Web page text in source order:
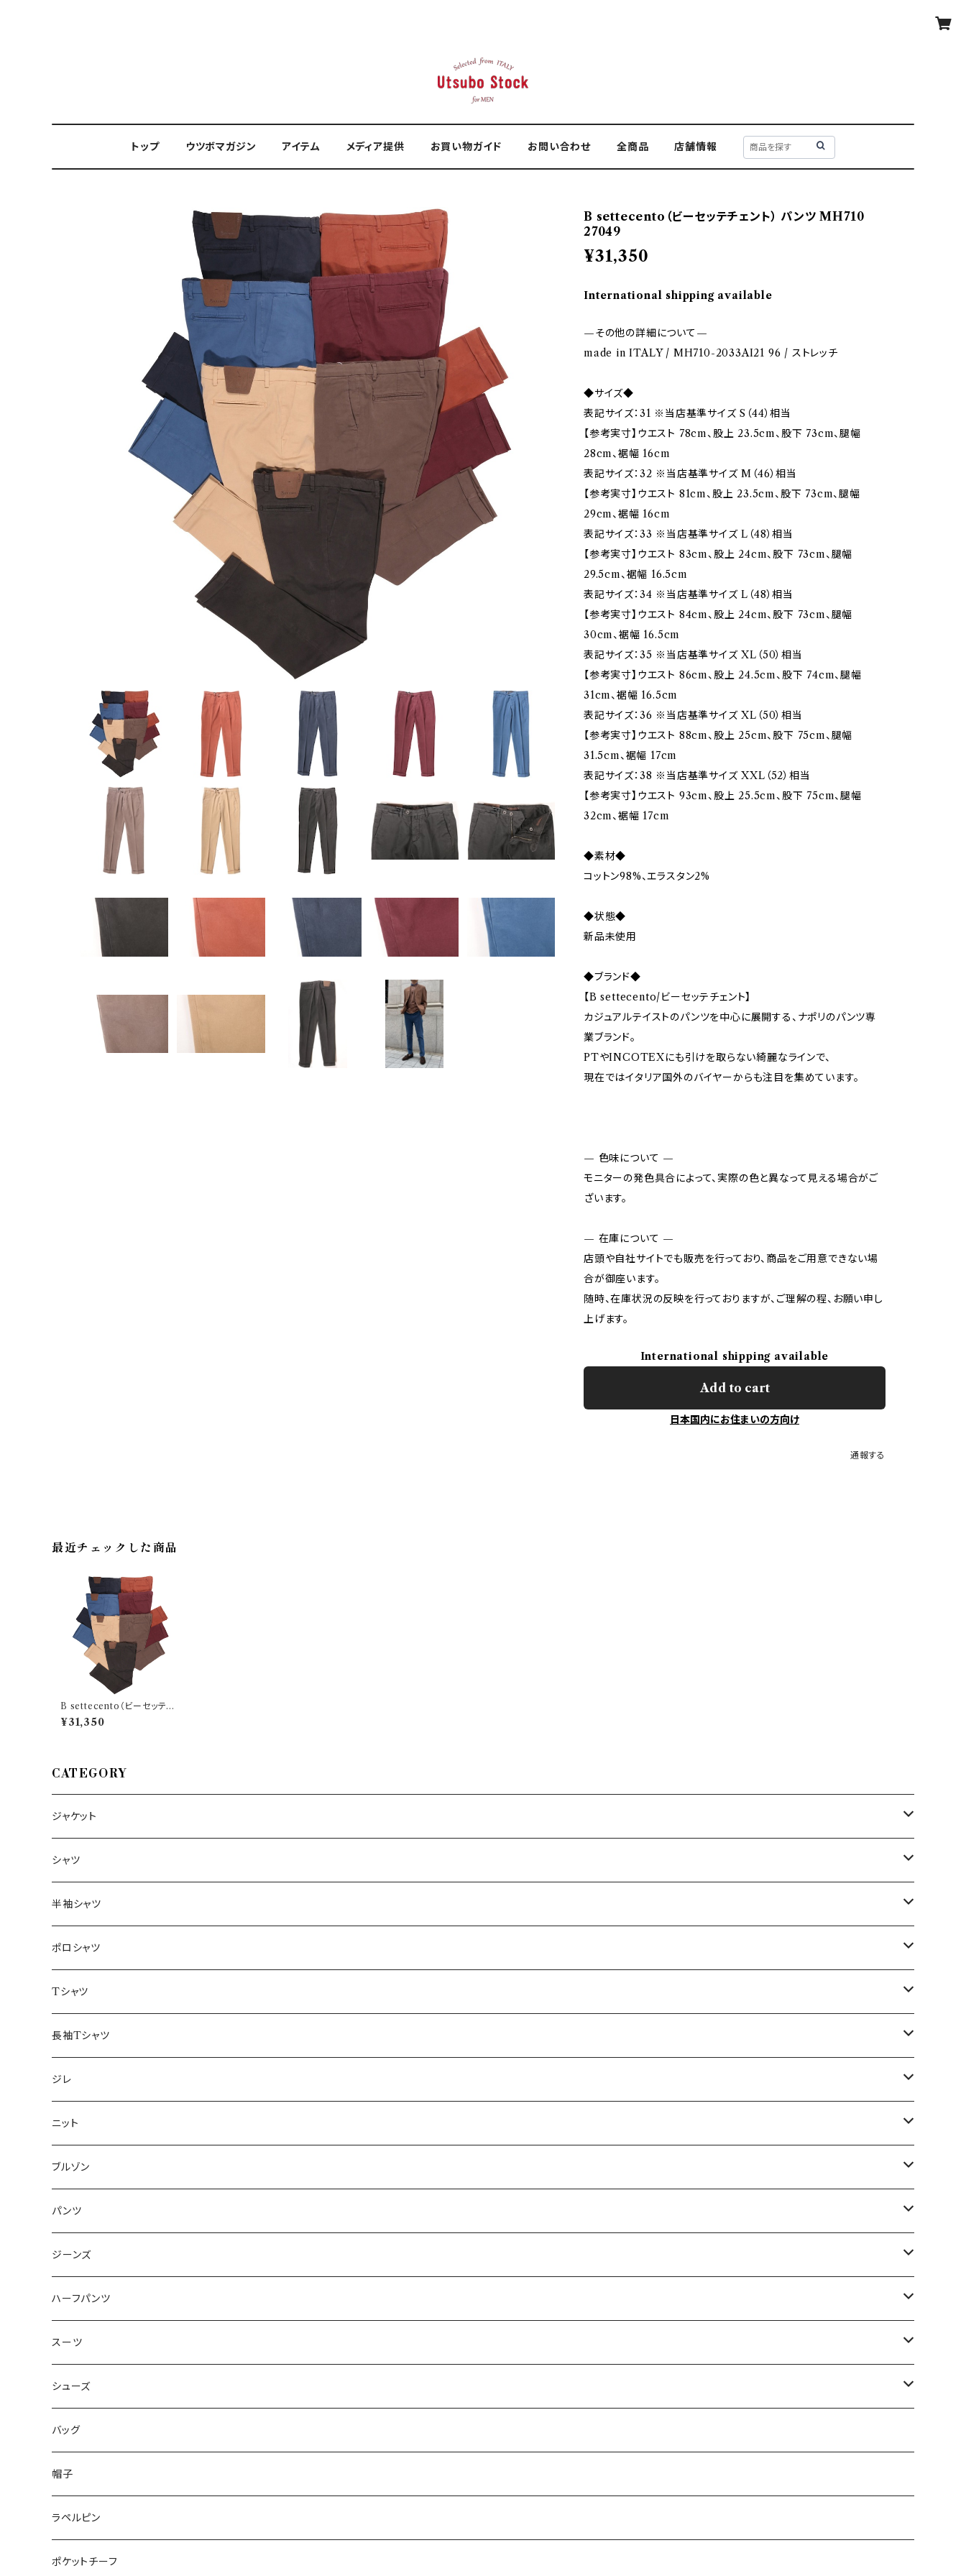
トップ ウツボマガジン アイテム メディア提供 お買い物ガイド お問い合わせ 全商品 店舗情報
B settecento（ビーセッテチェント） パンツ MH710
27049
¥31,350
International shipping available
—その他の詳細について—
made in ITALY / MH710-2033AI21 96 / ストレッチ
◆サイズ◆
表記サイズ：31 ※当店基準サイズ S（44）相当
【参考実寸】ウエスト 78cm、股上 23.5cm、股下 73cm、腿幅
28cm、裾幅 16cm
表記サイズ：32 ※当店基準サイズ M（46）相当
【参考実寸】ウエスト 81cm、股上 23.5cm、股下 73cm、腿幅
29cm、裾幅 16cm
表記サイズ：33 ※当店基準サイズ L（48）相当
【参考実寸】ウエスト 83cm、股上 24cm、股下 73cm、腿幅
29.5cm、裾幅 16.5cm
表記サイズ：34 ※当店基準サイズ L（48）相当
【参考実寸】ウエスト 84cm、股上 24cm、股下 73cm、腿幅
30cm、裾幅 16.5cm
表記サイズ：35 ※当店基準サイズ XL（50）相当
【参考実寸】ウエスト 86cm、股上 24.5cm、股下 74cm、腿幅
31cm、裾幅 16.5cm
表記サイズ：36 ※当店基準サイズ XL（50）相当
【参考実寸】ウエスト 88cm、股上 25cm、股下 75cm、腿幅
31.5cm、裾幅 17cm
表記サイズ：38 ※当店基準サイズ XXL（52）相当
【参考実寸】ウエスト 93cm、股上 25.5cm、股下 75cm、腿幅
32cm、裾幅 17cm
◆素材◆
コットン98%、エラスタン2%
◆状態◆
新品未使用
◆ブランド◆
【B settecento/ビーセッテチェント】
カジュアルテイストのパンツを中心に展開する、ナポリのパンツ専
業ブランド。
PTやINCOTEXにも引けを取らない綺麗なラインで、
現在ではイタリア国外のバイヤーからも注目を集めています。
— 色味について —
モニターの発色具合によって、実際の色と異なって見える場合がご
ざいます。
— 在庫について —
店頭や自社サイトでも販売を行っており、商品をご用意できない場
合が御座います。
随時、在庫状況の反映を行っておりますが、ご理解の程、お願い申し
上げます。
International shipping available
Add to cart
日本国内にお住まいの方向け
通報する
最近チェックした商品
B settecento（ビーセッテチ
ェント） パンツ MH710 2704
9
¥31,350
CATEGORY
ジャケット
～44/S
46/M
48/L
50/XL～
シャツ
～44/S
46/M
48/L
50/XL～
半袖シャツ
～44/S
46/M
48/L
50/XL～
ポロシャツ
～44/S
46/M
48/L
50/XL～
Tシャツ
～44/S
46/M
48/L
50/XL～
長袖Tシャツ
～44/S
46/M
48/L
50/XL～
ジレ
～44/S
46/M
48/L
50/XL～
ニット
～44/S
46/M
48/L
50/XL～
ブルゾン
～44/S
46/M
48/L
50/XL～
パンツ
～44/S
46/M
48/L
50/XL～
ジーンズ
～44/S
46/M
48/L
50/XL～
ハーフパンツ
～44/S
46/M
48/L
50/XL～
スーツ
～44/S
46/M
48/L
50/XL～
シューズ
～25.5cm
26cm～
27cm～
28cm～
バッグ
帽子
ラペルピン
ポケットチーフ